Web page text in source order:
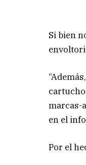
Si bien
marcas-
en el
Por el